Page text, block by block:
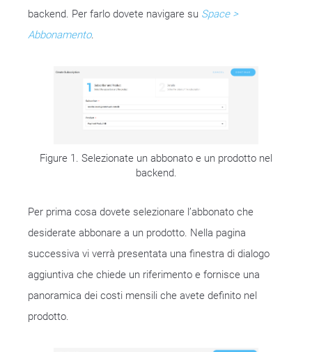
backend. Per farlo dovete navigare su Space >
Abbonamento.
Figure 1. Selezionate un abbonato e un prodotto nel
backend.
Per prima cosa dovete selezionare l’abbonato che
desiderate abbonare a un prodotto. Nella pagina
successiva vi verrà presentata una finestra di dialogo
aggiuntiva che chiede un riferimento e fornisce una
panoramica dei costi mensili che avete definito nel
prodotto.